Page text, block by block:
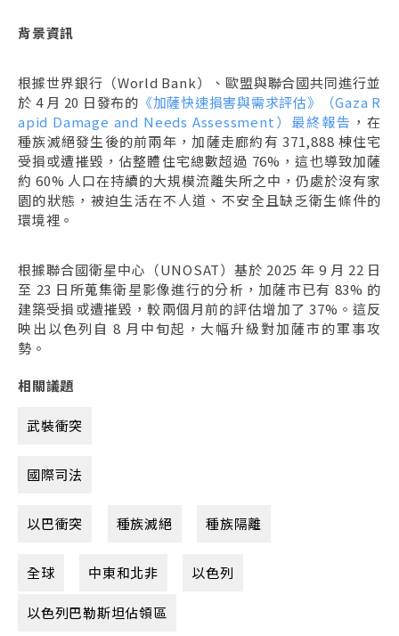
背景資訊
根據世界銀行（World Bank）、歐盟與聯合國共同進行並
於 4 月 20 日發布的 《加薩快速損害與需求評估》（Gaza R
apid Damage and Needs Assessment）最終報告 ，在
種族滅絕發生後的前兩年，加薩走廊約有 371,888 棟住宅
受損或遭摧毀，佔整體住宅總數超過 76%，這也導致加薩
約 60% 人口在持續的大規模流離失所之中，仍處於沒有家
園的狀態，被迫生活在不人道、不安全且缺乏衛生條件的
環境裡。
根據聯合國衛星中心（UNOSAT）基於 2025 年 9 月 22 日
至 23 日所蒐集衛星影像進行的分析，加薩市已有 83% 的
建築受損或遭摧毀，較兩個月前的評估增加了 37%。這反
映出以色列自 8 月中旬起，大幅升級對加薩市的軍事攻
勢。
相關議題
武裝衝突
國際司法
以巴衝突 種族滅絕 種族隔離
全球 中東和北非 以色列
以色列巴勒斯坦佔領區